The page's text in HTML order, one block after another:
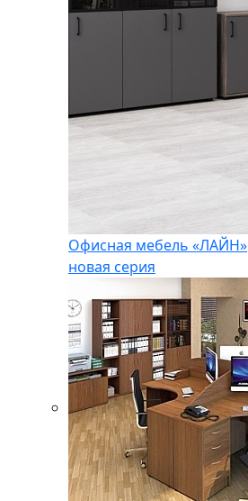
Офисная мебель «ЛАЙН»
новая серия